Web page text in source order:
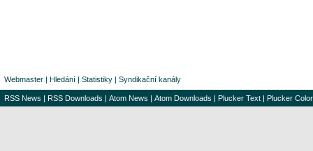
Webmaster | Hledání | Statistiky | Syndikační kanály
RSS News | RSS Downloads | Atom News | Atom Downloads | Plucker Text | Plucker Color